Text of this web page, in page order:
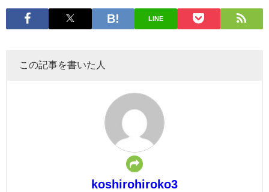
LINE
この記事を書いた人
koshirohiroko3